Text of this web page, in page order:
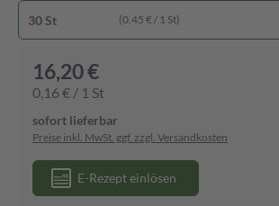
30 St (0,45 € / 1 St)
16,20 €
0,16 € / 1 St
sofort lieferbar
Preise inkl. MwSt. ggf. zzgl. Versandkosten
E-Rezept einlösen